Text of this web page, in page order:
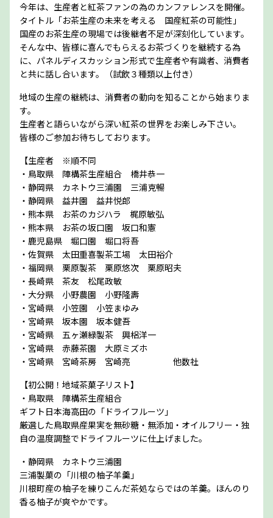
今年は、生産者と紅茶ファンの為のカンファレンスを開催。
タイトル「お茶生産の未来を考える 国産紅茶の可能性」
国産のお茶生産の現場では後継者不足が深刻化しています。
そんな中、皆様に喜んでもらえるお茶づくりを継続する為
に、パネルディスカッション形式で生産者や有識者、消費者
と共に話し合います。（試飲３種類以上付き）
地域の生産の継続は、消費者の動向を知ることから始まりま
す。
生産者と語らいながら深い紅茶の世界をお楽しみ下さい。
皆様のご参加お待ちしております。
【生産者 ※順不同
・鳥取県 陣構茶生産組合 橋井恭一
・静岡県 カネトウ三浦園 三浦克暢
・静岡県 益井園 益井悦郎
・熊本県 お茶のカジハラ 梶原敏弘
・熊本県 お茶の坂口園 坂口和憲
・鹿児島県 堀口園 堀口将吾
・佐賀県 太田重喜製茶工場 太田裕介
・福岡県 栗原製茶 栗原悠次 栗原昭夫
・長崎県 茶友 松尾政敏
・大分県 小野農園 小野隆壽
・宮崎県 小笠園 小笠まゆみ
・宮崎県 坂本園 坂本健吾
・宮崎県 五ヶ瀬緑製茶 興梠洋一
・宮崎県 赤藤茶園 大原ミズホ
・宮崎県 宮崎茶房 宮崎亮 他数社
【初公開！地域茶菓子リスト】
・鳥取県 陣構茶生産組合
ギフト日本海高田の「ドライフルーツ」
厳選した鳥取県産果実を無砂糖・無添加・オイルフリー・独
自の温度調整でドライフルーツに仕上げました。
・静岡県 カネトウ三浦園
三浦製菓の「川根の柚子羊羹」
川根町産の柚子を練りこんだ茶処ならではの羊羹。ほんのり
香る柚子が爽やかです。